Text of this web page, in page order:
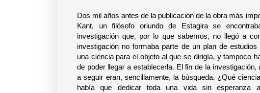
Dos mil años antes de la publicación de la obra más
Kant, un filósofo oriundo de Estagira se
investigación que, por lo que sabemos, no llegó a
investigación no formaba parte de un plan de
una ciencia para el objeto al que se dirigía, y tampoco
de poder llegar a establecerla. El fin de la
a seguir eran, sencillamente, la búsqueda. ¿Qué
había que dedicar toda una vida sin esperanza